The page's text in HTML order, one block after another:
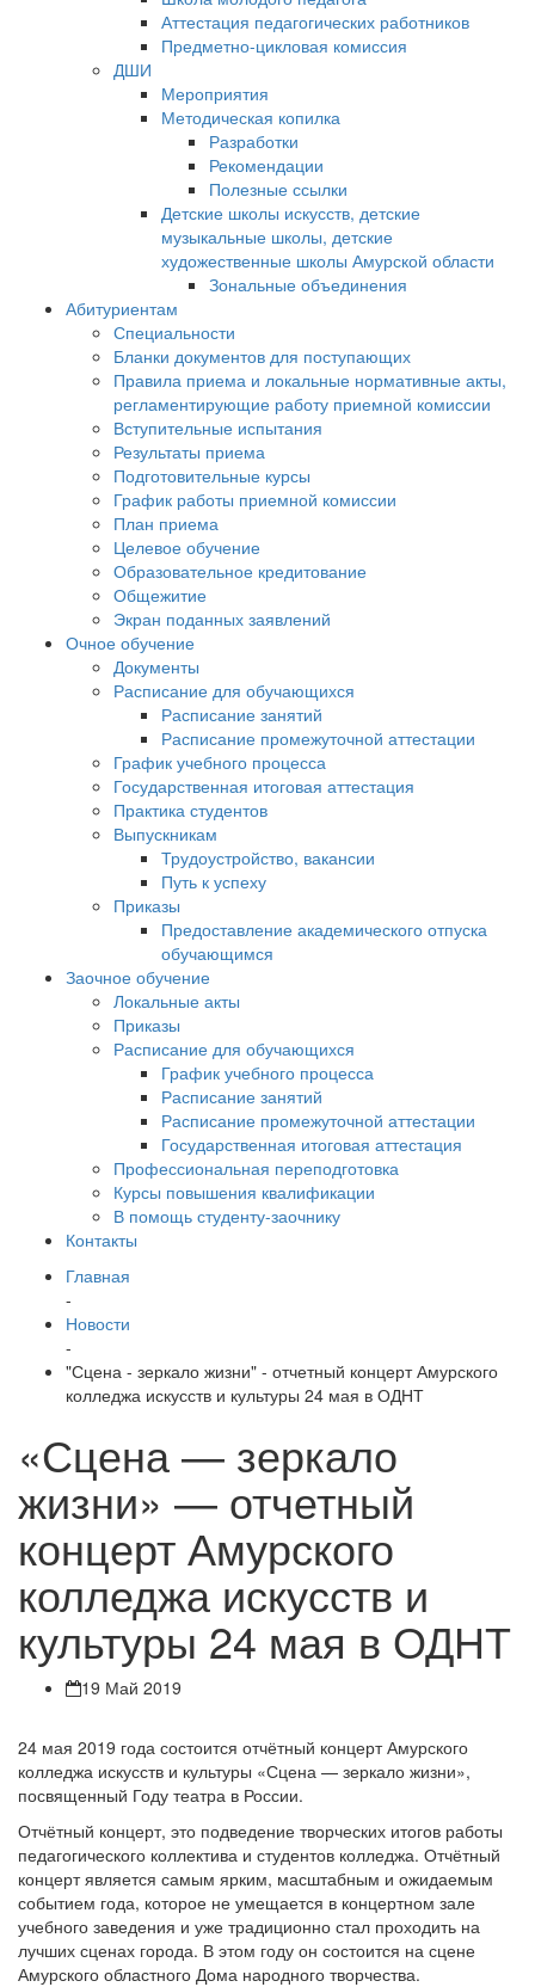
Аттестация педагогических работников
Предметно-цикловая комиссия
ДШИ
Мероприятия
Методическая копилка
Разработки
Рекомендации
Полезные ссылки
Детские школы искусств, детские
музыкальные школы, детские
художественные школы Амурской области
Зональные объединения
Абитуриентам
Специальности
Бланки документов для поступающих
Правила приема и локальные нормативные акты,
регламентирующие работу приемной комиссии
Вступительные испытания
Результаты приема
Подготовительные курсы
График работы приемной комиссии
План приема
Целевое обучение
Образовательное кредитование
Общежитие
Экран поданных заявлений
Очное обучение
Документы
Расписание для обучающихся
Расписание занятий
Расписание промежуточной аттестации
График учебного процесса
Государственная итоговая аттестация
Практика студентов
Выпускникам
Трудоустройство, вакансии
Путь к успеху
Приказы
Предоставление академического отпуска
обучающимся
Заочное обучение
Локальные акты
Приказы
Расписание для обучающихся
График учебного процесса
Расписание занятий
Расписание промежуточной аттестации
Государственная итоговая аттестация
Профессиональная переподготовка
Курсы повышения квалификации
В помощь студенту-заочнику
Контакты
Главная
-
Новости
-
"Сцена - зеркало жизни" - отчетный концерт Амурского
колледжа искусств и культуры 24 мая в ОДНТ
«Сцена — зеркало
жизни» — отчетный
концерт Амурского
колледжа искусств и
культуры 24 мая в ОДНТ
19 Май 2019
24 мая 2019 года состоится отчётный концерт Амурского
колледжа искусств и культуры «Сцена — зеркало жизни»,
посвященный Году театра в России.
Отчётный концерт, это подведение творческих итогов работы
педагогического коллектива и студентов колледжа. Отчётный
концерт является самым ярким, масштабным и ожидаемым
событием года, которое не умещается в концертном зале
учебного заведения и уже традиционно стал проходить на
лучших сценах города. В этом году он состоится на сцене
Амурского областного Дома народного творчества.